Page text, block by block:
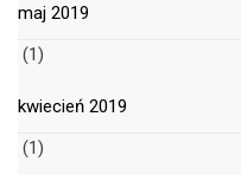
maj 2019
(1)
kwiecień 2019
(1)